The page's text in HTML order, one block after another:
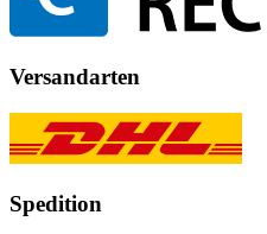
Versandarten
Spedition